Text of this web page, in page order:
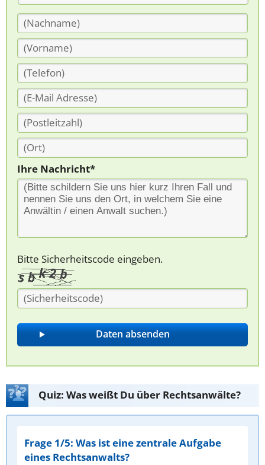
Ihre Nachricht*
Bitte Sicherheitscode eingeben.
Quiz: Was weißt Du über Rechtsanwälte?
Frage 1/5: Was ist eine zentrale Aufgabe
eines Rechtsanwalts?